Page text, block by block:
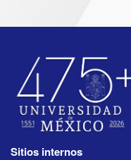
Sitios internos